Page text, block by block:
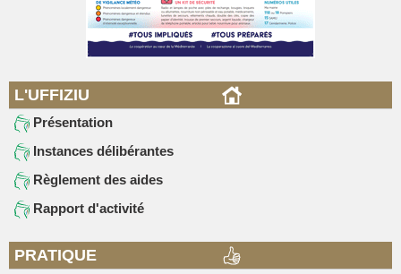
L'UFFIZIU
Présentation
Instances délibérantes
Règlement des aides
Rapport d'activité
PRATIQUE